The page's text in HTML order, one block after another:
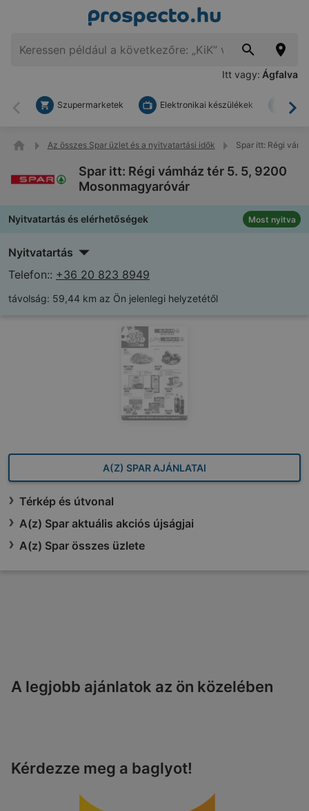
Itt vagy: Ágfalva
Vissza
Szupermarketek Elektronikai készülékek
Az összes Spar üzlet és a nyitvatartási idők Spar itt: Régi
Spar itt: Régi vámház tér 5. 5, 9200
Mosonmagyaróvár
Nyitvatartás és elérhetőségek Most nyitva
Nyitvatartás
Telefon:: +36 20 823 8949
távolság: 59,44 km az Ön jelenlegi helyzetétől
A(Z) SPAR AJÁNLATAI
Térkép és útvonal
A(z) Spar aktuális akciós újságjai
A(z) Spar összes üzlete
A legjobb ajánlatok az ön közelében
Kérdezze meg a baglyot!